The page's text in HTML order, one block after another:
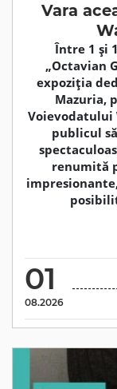
Vara
Între 1 și
„Octavian
expoziția
Mazuria,
Voievodatului
publicul
renumită
01
08.2026